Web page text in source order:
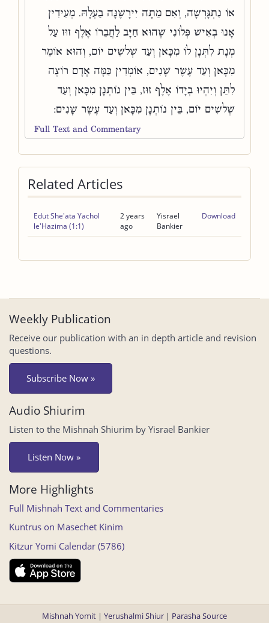
אוֹ נִתְגָּרְשָׁה, וְאִם מֵתָה יִירָשֶׁנָּה בַעְלָהּ. מְעִידִין
אָנוּ בְאִישׁ פְּלוֹנִי שֶׁהוּא חַיָּב לַחֲבֵרוֹ אֶלֶף זוּז עַל
מְנָת לִתְּנָן לוֹ מִכָּאן וְעַד שְׁלשִׁים יוֹם, וְהוּא אוֹמֵר
מִכָּאן וְעַד עֶשֶׂר שָׁנִים, אוֹמְדִין כַּמָּה אָדָם רוֹצֶה
לִתֵּן וְיִהְיוּ בְיָדוֹ אֶלֶף זוּז, בֵּין נוֹתְנָן מִכָּאן וְעַד
שְׁלשִׁים יוֹם, בֵּין נוֹתְנָן מִכָּאן וְעַד עֶשֶׂר שָׁנִים:
Full Text and Commentary
Related Articles
Edut She'ata Yachol
le'Hazima (1:1)
2 years
ago
Yisrael
Bankier
Download
Weekly Publication
Receive our publication with an in depth article and revision
questions.
Subscribe Now »
Audio Shiurim
Listen to the Mishnah Shiurim by Yisrael Bankier
Listen Now »
More Highlights
Full Mishnah Text and Commentaries
Kuntrus on Masechet Kinim
Kitzur Yomi Calendar (5786)
Mishnah Yomit | Yerushalmi Shiur | Parasha Source